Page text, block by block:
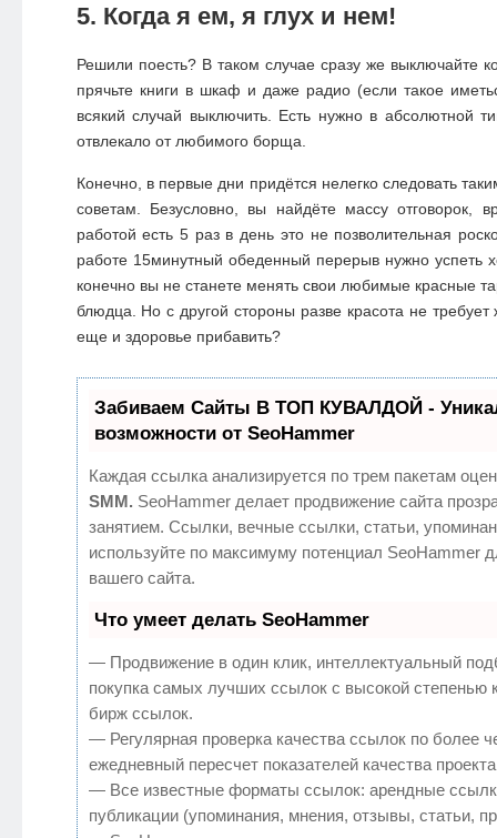
5. Когда я ем, я глух и нем!
Решили поесть? В таком случае сразу же выключайте
прячьте книги в шкаф и даже радио (если такое
всякий случай выключить. Есть нужно в абсолютной
отвлекало от любимого борща.
Конечно, в первые дни придётся нелегко следовать
советам. Безусловно, вы найдёте массу отговорок,
работой есть 5 раз в день это не позволительная
работе 15минутный обеденный перерыв нужно успеть
конечно вы не станете менять свои любимые красные
блюдца. Но с другой стороны разве красота не требует
еще и здоровье прибавить?
Забиваем Сайты В ТОП КУВАЛДОЙ -
возможности от SeoHammer
Каждая ссылка анализируется по трем пакетам
SMM. SeoHammer делает продвижение сайта
занятием. Ссылки, вечные ссылки, статьи,
используйте по максимуму потенциал SeoHammer
вашего сайта.
Что умеет делать SeoHammer
— Продвижение в один клик, интеллектуальный
покупка самых лучших ссылок с высокой степенью
бирж ссылок.
— Регулярная проверка качества ссылок по более
ежедневный пересчет показателей качества
— Все известные форматы ссылок: арендные
публикации (упоминания, мнения, отзывы, статьи,